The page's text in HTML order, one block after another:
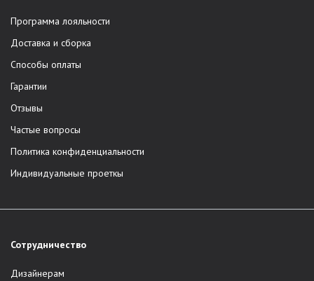
Программа лояльности
Доставка и сборка
Способы оплаты
Гарантии
Отзывы
Частые вопросы
Политика конфиденциальности
Индивидуальные проеткы
Сотрудничество
Дизайнерам